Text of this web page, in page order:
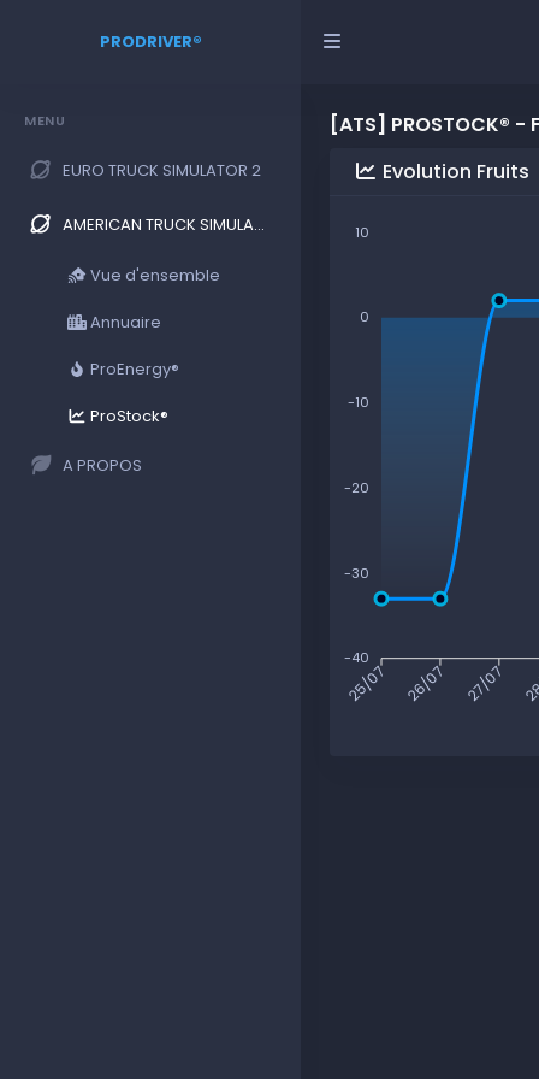
PRODRIVER®
MENU
EURO TRUCK SIMULATOR 2
AMERICAN TRUCK SIMULATOR
Vue d'ensemble
Annuaire
ProEnergy®
ProStock®
A PROPOS
[ATS] PROSTOCK® -
Evolution Fruits
10
0
-10
-20
-30
-40
25/07 26/07 27/07